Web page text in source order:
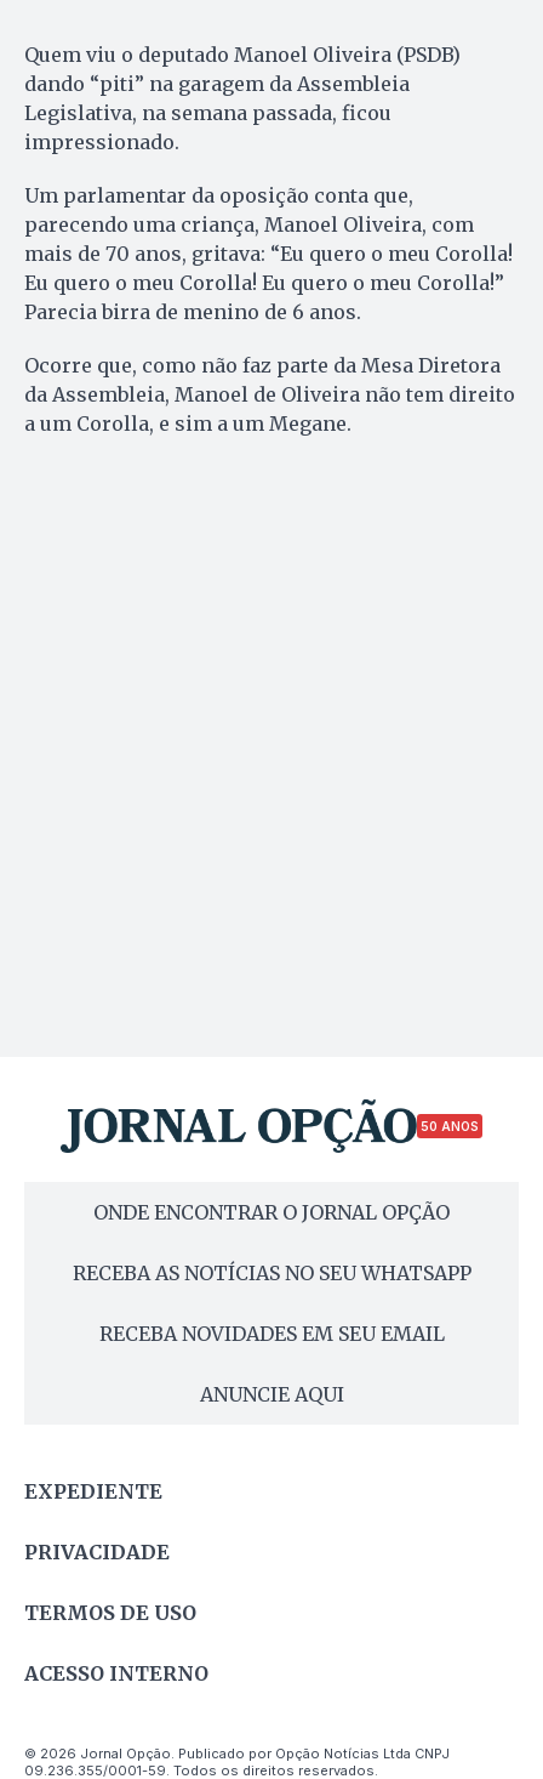
Quem viu o deputado Manoel Oliveira (PSDB)
dando “piti” na garagem da Assembleia
Legislativa, na semana passada, ficou
impressionado.
Um parlamentar da oposição conta que,
parecendo uma criança, Manoel Oliveira, com
mais de 70 anos, gritava: “Eu quero o meu Corolla!
Eu quero o meu Corolla! Eu quero o meu Corolla!”
Parecia birra de menino de 6 anos.
Ocorre que, como não faz parte da Mesa Diretora
da Assembleia, Manoel de Oliveira não tem direito
a um Corolla, e sim a um Megane.
50 ANOS
ONDE ENCONTRAR O JORNAL OPÇÃO
RECEBA AS NOTÍCIAS NO SEU WHATSAPP
RECEBA NOVIDADES EM SEU EMAIL
ANUNCIE AQUI
EXPEDIENTE
PRIVACIDADE
TERMOS DE USO
ACESSO INTERNO
© 2026 Jornal Opção. Publicado por Opção Notícias Ltda CNPJ
09.236.355/0001-59. Todos os direitos reservados.